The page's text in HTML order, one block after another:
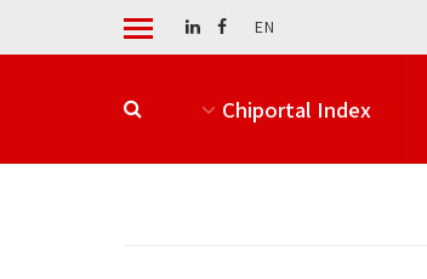
EN
Chiportal Index